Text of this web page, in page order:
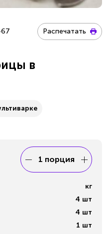
Распечатать
в
1 порция
кг
4 шт
4 шт
1 шт